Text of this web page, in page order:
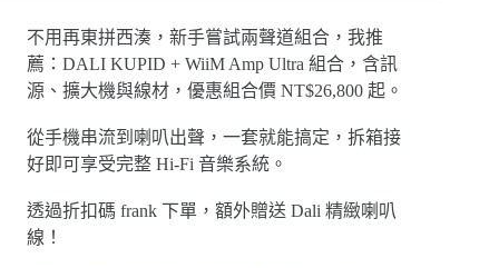
不用再東拼西湊，新手嘗試兩聲道組合，我推
薦：DALI KUPID + WiiM Amp Ultra 組合，含訊
源、擴大機與線材，優惠組合價 NT$26,800 起。
從手機串流到喇叭出聲，一套就能搞定，拆箱接
好即可享受完整 Hi-Fi 音樂系統。
透過折扣碼 frank 下單，額外贈送 Dali 精緻喇叭
線！